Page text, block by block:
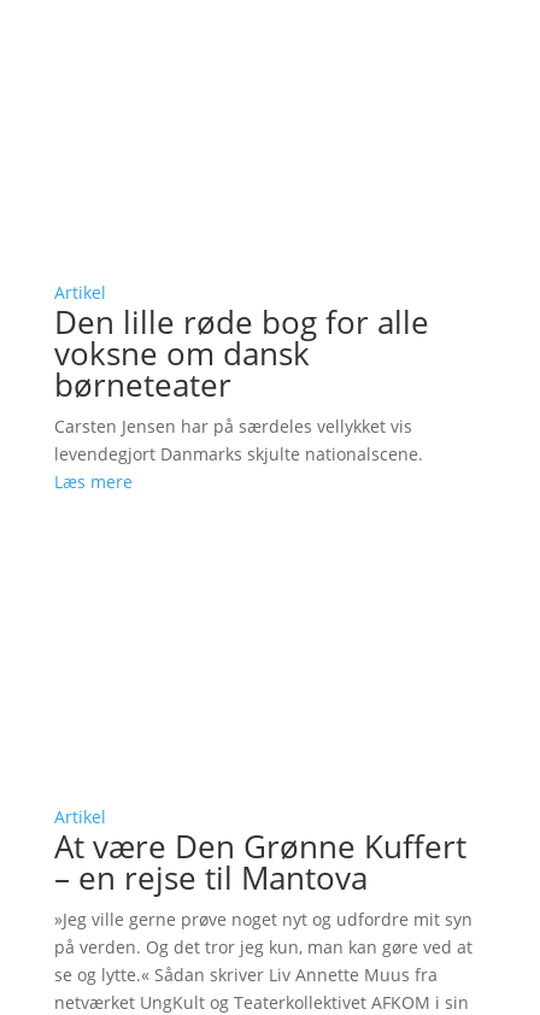
Artikel
Den lille røde bog for alle
voksne om dansk
børneteater
Carsten Jensen har på særdeles vellykket vis
levendegjort Danmarks skjulte nationalscene.
Læs mere
Artikel
At være Den Grønne Kuffert
– en rejse til Mantova
»Jeg ville gerne prøve noget nyt og udfordre mit syn
på verden. Og det tror jeg kun, man kan gøre ved at
se og lytte.« Sådan skriver Liv Annette Muus fra
netværket UngKult og Teaterkollektivet AFKOM i sin